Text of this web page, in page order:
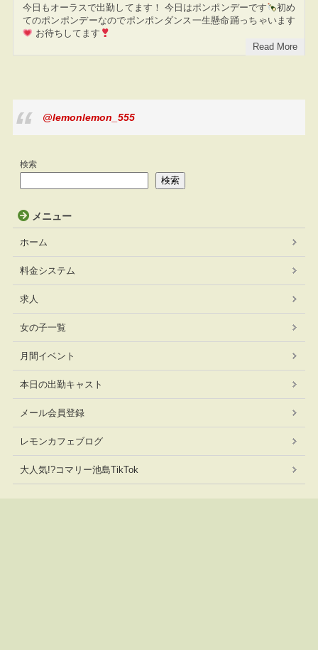
今日もオーラスで出勤してます！ 今日はポンポンデーです
初め
てのポンポンデーなのでポンポンダンス一生懸命踊っちゃいます
お待ちしてます
Read More
@lemonlemon_555
検索
検索
メニュー
ホーム
料金システム
求人
女の子一覧
月間イベント
本日の出勤キャスト
メール会員登録
レモンカフェブログ
大人気!?コマリー池島TikTok